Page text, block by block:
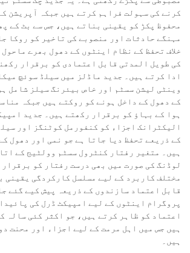
کرنے کی سہولت فراہم کرتے ہیں جبکہ آپریشن
محفوظ پکڑ کو یقینی بناتے ہیں، جس سے بٹ کے
مہنگے حادثات اور منصوبے کی تاخیر کو روکا
خلاف تحفظ کے نظام اینٹوں کے دھول بھرے
کی طویل المدتی قابل اعتمادی کو برقرار
ادا کرتے ہیں۔ جدید ماڈلز میں سیلڈ سوئچ
وینٹی لیشن سسٹم اور خاص بیئرنگ سیلز شامل
کے دھول کے داخل ہونے کو روکتے ہیں جبکہ
ہوا کے بہاؤ کو برقرار رکھتے ہیں۔ جدید
الیکٹرانک اجزاء کو کنفورمل کوٹنگز اور
کے ذریعے تحفظ دیا جاتا ہے جو نمی اور دھول
ہیں۔ متغیر رفتار کنٹرول سسٹم وولٹیج کے
لوڈنگ کی صورت میں بھی درست رفتار کو
مختلف کاربرد کے لیے مسلسل کارکردگی یقینی
قابل اعتماد سازندوں کے ذریعہ پیش کیے گئے
پروگرام اینٹوں کے لیے امپیکٹ ڈرل کی
اعتماد کو ظاہر کرتے ہیں، جو اکثر کئی سالہ
ہیں جس میں اہل مرمت کے لیے اجزاء اور محنت
ہیں۔